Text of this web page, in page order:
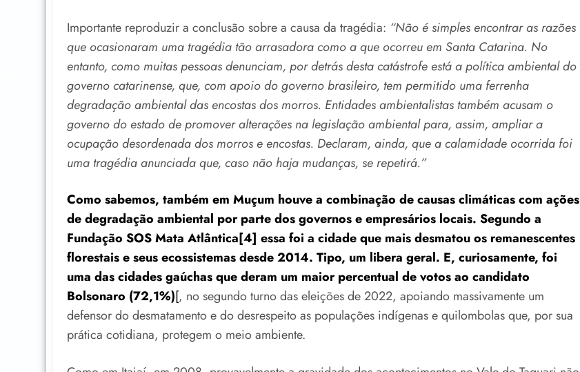
Importante reproduzir a conclusão sobre a causa da tragédia: “Não é simples encontrar as razões
que ocasionaram uma tragédia tão arrasadora como a que ocorreu em Santa Catarina. No
entanto, como muitas pessoas denunciam, por detrás desta catástrofe está a política ambiental do
governo catarinense, que, com apoio do governo brasileiro, tem permitido uma ferrenha
degradação ambiental das encostas dos morros. Entidades ambientalistas também acusam o
governo do estado de promover alterações na legislação ambiental para, assim, ampliar a
ocupação desordenada dos morros e encostas. Declaram, ainda, que a calamidade ocorrida foi
uma tragédia anunciada que, caso não haja mudanças, se repetirá.”
Como sabemos, também em Muçum houve a combinação de causas climáticas com ações
de degradação ambiental por parte dos governos e empresários locais. Segundo a
Fundação SOS Mata Atlântica[4] essa foi a cidade que mais desmatou os remanescentes
florestais e seus ecossistemas desde 2014. Tipo, um libera geral. E, curiosamente, foi
uma das cidades gaúchas que deram um maior percentual de votos ao candidato
Bolsonaro (72,1%)[, no segundo turno das eleições de 2022, apoiando massivamente um
defensor do desmatamento e do desrespeito as populações indígenas e quilombolas que, por sua
prática cotidiana, protegem o meio ambiente.